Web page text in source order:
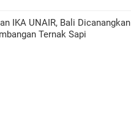
IKA UNAIR, Bali Dicanangkan
Ternak Sapi